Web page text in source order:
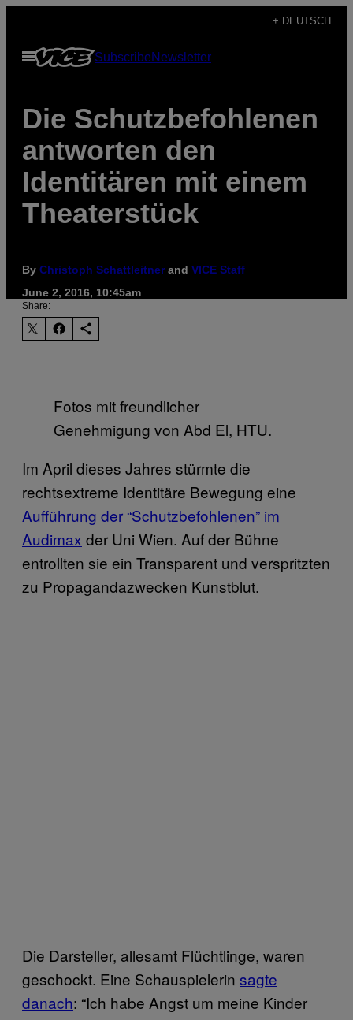
content
+ DEUTSCH
Open
Menu
SubscribeNewsletter
Die Schutzbefohlenen
antworten den
Identitären mit einem
Theaterstück
By Christoph Schattleitnerand VICE Staff
June 2, 2016, 10:45am
Share:
Fotos mit freundlicher
Genehmigung von Abd El, HTU.
Im April dieses Jahres stürmte die
rechtsextreme Identitäre Bewegung eine
Aufführung der “Schutzbefohlenen” im
Audimax der Uni Wien. Auf der Bühne
entrollten sie ein Transparent und verspritzten
zu Propagandazwecken Kunstblut.
Die Darsteller, allesamt Flüchtlinge, waren
geschockt. Eine Schauspielerin sagte
danach: “Ich habe Angst um meine Kinder